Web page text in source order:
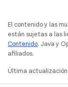
El contenido y las
están sujetas a las
Contenido. Java y
afiliados.
Última